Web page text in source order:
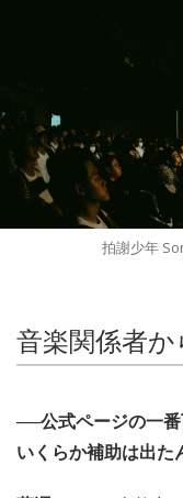
拍謝少年
音楽関係者
──公式ページの一番
いくらか補助は出た